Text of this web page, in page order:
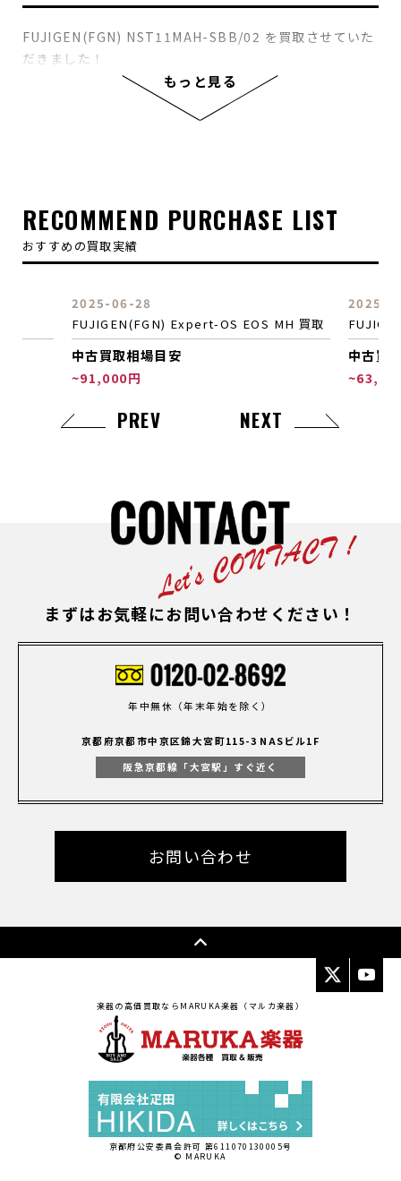
もっと見る
FUJIGEN(FGN) NST11MAH-SBB/02 を買取させていた
だきました！
アッシュボディにメイプル指板を組み合わせたSTモデル
にオリジナルピックアップをS-S-Hレイアウトでマウン
ト。マグナムロックのペグやタップスイッチの搭載な
べきプレイアビリティの高さが信頼性に拍車をかけま
す。材の組み合わせ、用いるパーツ、優れた木工技術と
作りこみなど、価格を超えたクオリティをこの1本が体現
RECOMMEND PURCHASE LIST
おすすめの買取実績
PREV
2025-06-28
FUJIGEN(FGN) Expert-OS EOS MH 買取
中古買取相場目安
~91,000円
2025-
中古買
NEXT
まずはお気軽にお問い合わせください！
年中無休（年末年始を除く）
京都府京都市中京区錦大宮町115-3 NASビル1F
阪急京都線「大宮駅」すぐ近く
お問い合わせ
楽器の高価買取ならMARUKA楽器（マルカ楽器）
京都府公安委員会許可 第611070130005号
© MARUKA